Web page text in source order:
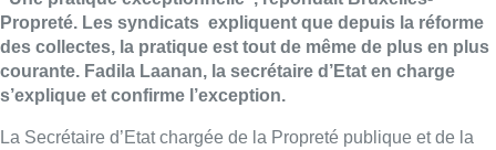
Propreté. Les syndicats expliquent que depuis la réforme
des collectes, la pratique est tout de même de plus en plus
courante. Fadila Laanan, la secrétaire d’Etat en charge
s’explique et confirme l’exception.
La Secrétaire d’Etat chargée de la Propreté publique et de la